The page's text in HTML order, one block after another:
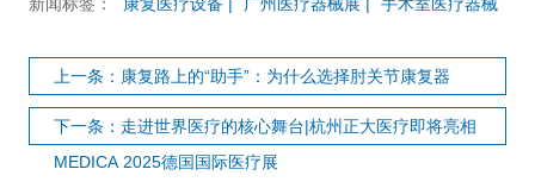
上一条：康复路上的“助手”：为什么选择肘关节康复器
下一条：走进世界医疗的核心舞台|杭州正大医疗即将亮相
MEDICA 2025德国国际医疗展